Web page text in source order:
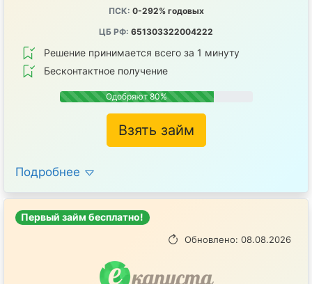
ПСК: 0-292% годовых
ЦБ РФ: 651303322004222
Решение принимается всего за 1 минуту
Бесконтактное получение
Одобряют 80%
Взять займ
Подробнее
Первый займ бесплатно!
Обновлено: 08.08.2026